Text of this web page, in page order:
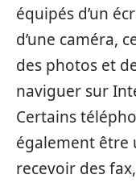
équipés d’un
d’une caméra,
des photos et
naviguer sur
Certains
également être
recevoir des